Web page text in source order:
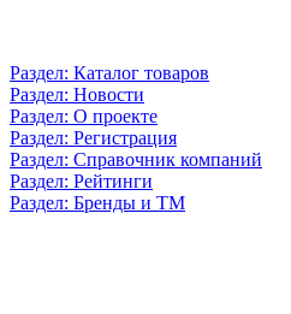
Раздел: Каталог товаров
Раздел: Новости
Раздел: О проекте
Раздел: Регистрация
Раздел: Справочник компаний
Раздел: Рейтинги
Раздел: Бренды и ТМ